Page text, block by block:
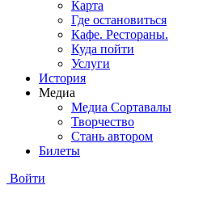
Карта
Где остановиться
Кафе. Рестораны.
Куда пойти
Услуги
История
Медиа
Медиа Сортавалы
Творчество
Стань автором
Билеты
Войти